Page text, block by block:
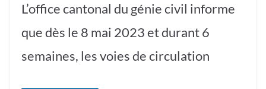
L’office cantonal du génie civil informe
que dès le 8 mai 2023 et durant 6
semaines, les voies de circulation